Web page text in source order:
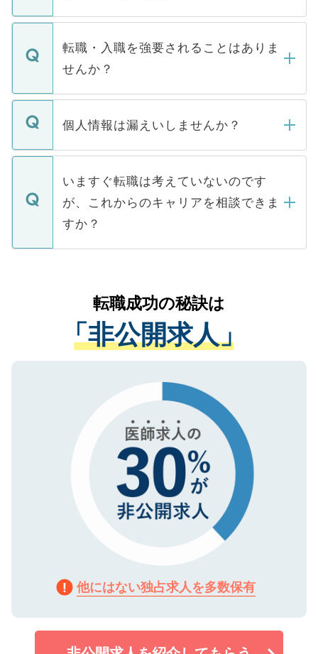
ます。通常、5営業日以内にはご連絡をせて
いただきますので、しばらくお待ちくださ
マイナビDOCTORで取り扱っている求人の
うち約3割は、Webサイトからご覧いただ
けない「非公開求人」です。非公開求人は
下記の理由によって、一般には公開してい
ません。
■応募殺到を避けるため 人気のある医療機
関を公にしてしまうと、応募が殺到する場
に、医療機関が求める条件に合った人材の
みを人材紹介会社に依頼するケースが増え
ています。
転職・入職を強要されることはありま
せんか？
転職・入職を強要することは一切ありませ
ん。また、仮に応募先から内定をいただい
定を承諾する必要はありません。内定先へ
の辞退の連絡はキャリアパートナーが行い
個人情報は漏えいしませんか？
個人情報が漏えいすることはありませんの
で、ご安心ください。当サイトからの登録
などで収集したご登録者様の個人情報は、
ご本人のキャリアアップおよび転職活動の
支援を目的に使用いたします。お預かりし
ているすべての個人データはご本人の許可
は、個人情報の取り扱いについての厳密な
管理基準を満たした事業者のみに付与され
る、プライバシーマークを取得済みです。
で、機密保持に関してもご安心ください。
いますぐ転職は考えていないのです
が、これからのキャリアを相談できま
すか？
かがいして、現在の医療機関の状況や紹介
経験をまじえながら、適切なアドバイスを
させていただきます。すぐにご転職をされ
ない方には、長期的なサポートが可能です
ので、まずはご登録ください。
転職成功の秘訣は
「非公開求人」
他にはない独占求人を多数保有